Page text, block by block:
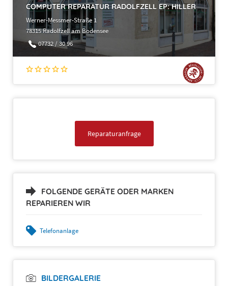
COMPUTER REPARATUR RADOLFZELL EP: HILLER
Werner-Messmer-Straße 1
78315 Radolfzell am Bodensee
07732 / 30 96
Reparaturanfrage
FOLGENDE GERÄTE ODER MARKEN
REPARIEREN WIR
Telefonanlage
BILDERGALERIE